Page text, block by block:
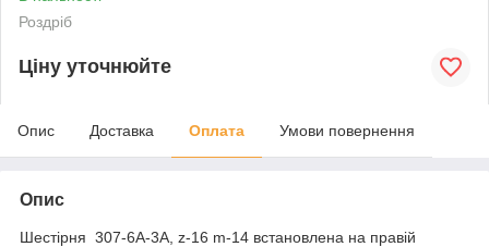
Роздріб
Ціну уточнюйте
Опис Доставка Оплата Умови повернення
Опис
Шестірня 307-6А-3А, z-16 m-14 встановлена на правій